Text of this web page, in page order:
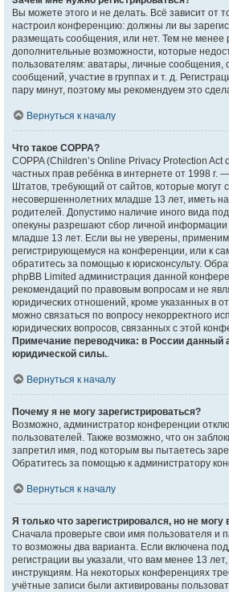
Вы можете этого и не делать. Всё зависит от
настроил конференцию: должны ли вы
размещать сообщения, или нет. Тем не менее
дополнительные возможности, которые
пользователям: аватары, личные сообщения,
сообщений, участие в группах и т. д.
пару минут, поэтому мы рекомендуем это
Вернуться к началу
Что такое COPPA?
COPPA (Children’s Online Privacy Protection Act
частных прав ребёнка в интернете от 1998 г.
Штатов, требующий от сайтов, которые
несовершеннолетних младше 13 лет, иметь
родителей. Допустимо наличие иного вида
опекуны разрешают сбор личной
младше 13 лет. Если вы не уверены,
регистрирующемуся на конференции, или к
обратитесь за помощью к юрисконсульту.
phpBB Limited администрация данной
рекомендаций по правовым вопросам и не
юридических отношений, кроме указанных в
можно связаться по вопросу некорректного
юридических вопросов, связанных с этой
Примечание переводчика: в России данный
юридической силы..
Вернуться к началу
Почему я не могу зарегистрироваться?
Возможно, администратор конференции
пользователей. Также возможно, что он
запретил имя, под которым вы пытаетесь
Обратитесь за помощью к администратору
Вернуться к началу
Я только что зарегистрировался, но не могу
Сначала проверьте свои имя пользователя и
то возможны два варианта. Если включена
регистрации вы указали, что вам менее 13
инструкциям. На некоторых конференциях
учётные записи были активированы